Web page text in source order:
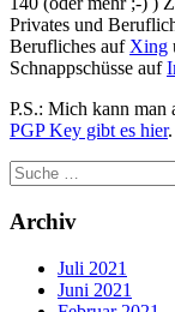
Privates und
Berufliches auf Xing
Schnappschüsse auf
P.S.: Mich kann man
PGP Key gibt es hier.
Archiv
Juli 2021
Juni 2021